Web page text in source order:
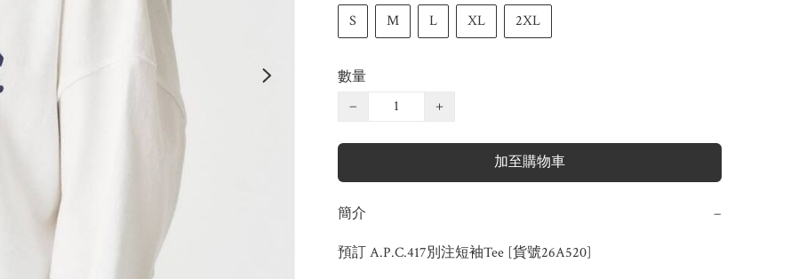
S
M L XL 2XL
數量
−
+
加至購物車
簡介 −
預訂 A.P.C.417別注短袖Tee [貨號26A520]